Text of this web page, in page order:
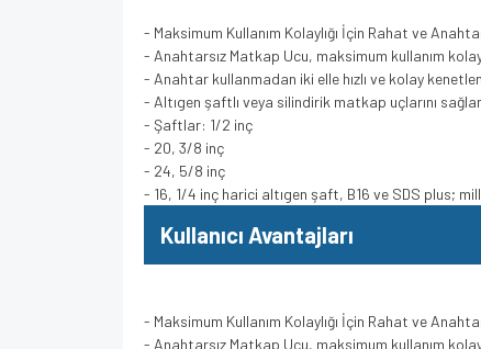
- Maksimum Kullanım Kolaylığı İçin Rahat ve
- Anahtarsız Matkap Ucu, maksimum kullanım
- Anahtar kullanmadan iki elle hızlı ve kolay
- Altıgen şaftlı veya silindirik matkap uçlarını
- Şaftlar: 1/2 inç
- 20, 3/8 inç
- 24, 5/8 inç
- 16, 1/4 inç harici altıgen şaft, B16 ve SDS plus;
Kullanıcı Avantajları
- Maksimum Kullanım Kolaylığı İçin Rahat ve
- Anahtarsız Matkap Ucu, maksimum kullanım